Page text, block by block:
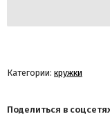
Категории: кружки
Поделиться в